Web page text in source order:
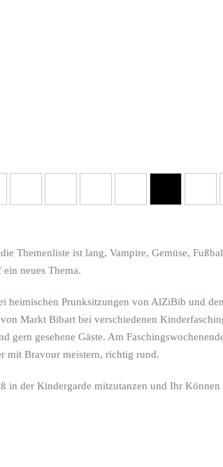
Themenliste ist lang, Vampire, Gemüse,
neues Thema.
heimischen Prunksitzungen von AlZiBib und
Markt Bibart bei verschiedenen
gern gesehene Gäste. Am
mit Bravour meistern, richtig rund.
in der Kindergarde mitzutanzen und Ihr Können